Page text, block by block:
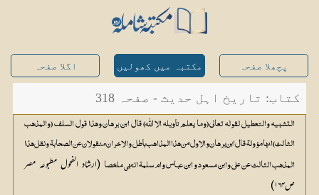
پچھلا صفحہ مکتبہ میں کھولیں اگلا صفحہ
کتاب: تاریخ اہل حدیث - صفحہ 318
التشبیہ والتعطیل لقولہ تعالی (وما یعلم تاویلہ الا اللّٰہ) قال ابن برہان وھذا قول السلف (والمذھب
الثالث) انہا مؤولۃ قال ابن برھان والاول من ھذا المذاھب باطل والاخران منقولان عن الصحابۃ ونقل ھذا
المذھب الثالث عن علی وابن مسعود و ابن عباس وام سلمۃ انتہی ملخصا
ص۱۶۴)